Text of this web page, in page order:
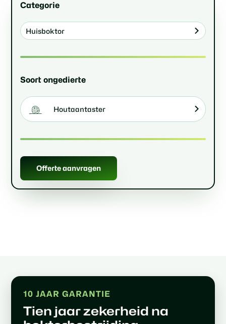
Categorie
Huisboktor
Soort ongedierte
Houtaantaster
Offerte aanvragen
10 JAAR GARANTIE
Tien jaar zekerheid na